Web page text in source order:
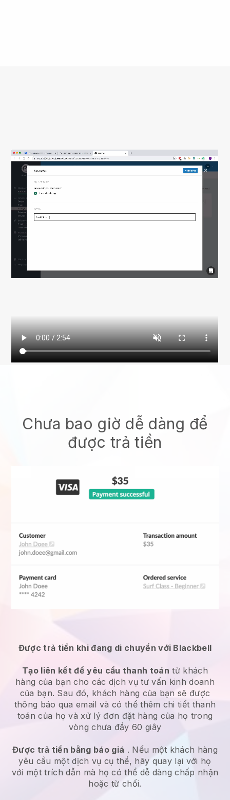
Chưa bao giờ dễ dàng để
được trả tiền
Được trả tiền khi đang di chuyển với Blackbell
Tạo liên kết để yêu cầu thanh toán từ khách
hàng của bạn cho các dịch vụ tư vấn kinh doanh
của bạn. Sau đó, khách hàng của bạn sẽ được
thông báo qua email và có thể thêm chi tiết thanh
toán của họ và xử lý đơn đặt hàng của họ trong
vòng chưa đầy 60 giây
Được trả tiền bằng báo giá . Nếu một khách hàng
yêu cầu một dịch vụ cụ thể, hãy quay lại với họ
với một trích dẫn mà họ có thể dễ dàng chấp nhận
hoặc từ chối.